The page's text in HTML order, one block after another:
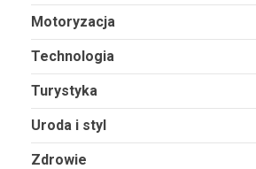
Motoryzacja
Technologia
Turystyka
Uroda i styl
Zdrowie